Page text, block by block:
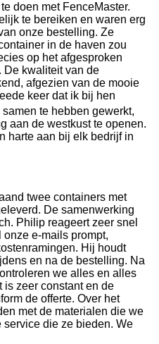
doen met FenceMaster.
te bereiken en waren erg
onze bestelling. Ze
in de haven zou
op het afgesproken
De kwaliteit van de
afgezien van de mooie
keer dat ik bij hen
te hebben gewerkt,
aan de westkust te openen.
harte aan bij elk bedrijf in
twee containers met
De samenwerking
Philip reageert zeer snel
e-mails prompt,
Hij houdt
en na de bestelling. Na
we alles en alles
is zeer constant en de
de offerte. Over het
met de materialen die we
service die ze bieden. We